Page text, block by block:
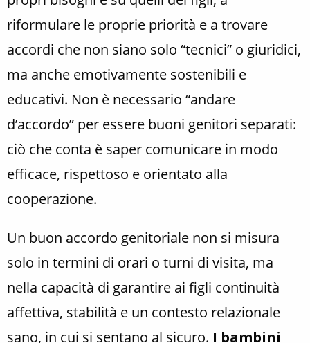
riformulare le proprie priorità e a trovare
accordi che non siano solo “tecnici” o giuridici,
ma anche emotivamente sostenibili e
educativi. Non è necessario “andare
d’accordo” per essere buoni genitori separati:
ciò che conta è saper comunicare in modo
efficace, rispettoso e orientato alla
cooperazione.
Un buon accordo genitoriale non si misura
solo in termini di orari o turni di visita, ma
nella capacità di garantire ai figli continuità
affettiva, stabilità e un contesto relazionale
sano, in cui si sentano al sicuro. I bambini